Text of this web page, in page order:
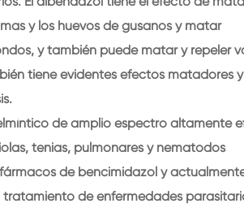
y los huevos de gusanos y matar
y también puede matar y repeler
tiene evidentes efectos matadores y
de amplio espectro altamente
tenias, pulmonares y nematodos
de bencimidazol y
de enfermedades